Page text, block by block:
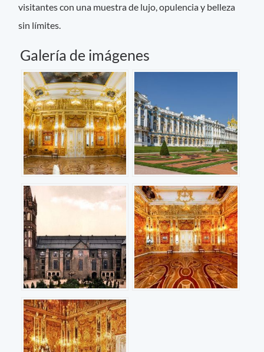
visitantes con una muestra de lujo, opulencia y belleza
sin límites.
Galería de imágenes